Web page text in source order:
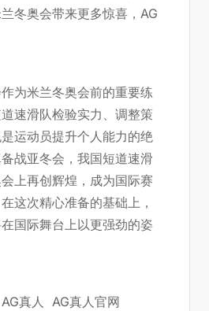
冬奥会带来更多惊喜， AG
为米兰冬奥会前的重要练
速滑队检验实力、调整策
运动员提升个人能力的绝
战亚冬会，我国短道速滑
上再创辉煌，成为国际赛
这次精心准备的基础上，
国际舞台上以更强劲的姿
AG真人
AG真人官网